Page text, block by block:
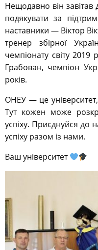
Нещодавно він завітав
подякувати за
наставники — Віктор
тренер збірної
чемпіонату світу
Грабован, чемпіон
років.
ОНЕУ — це
Тут кожен може
успіху. Приєднуйся до
успіху разом із нами.
Ваш університет